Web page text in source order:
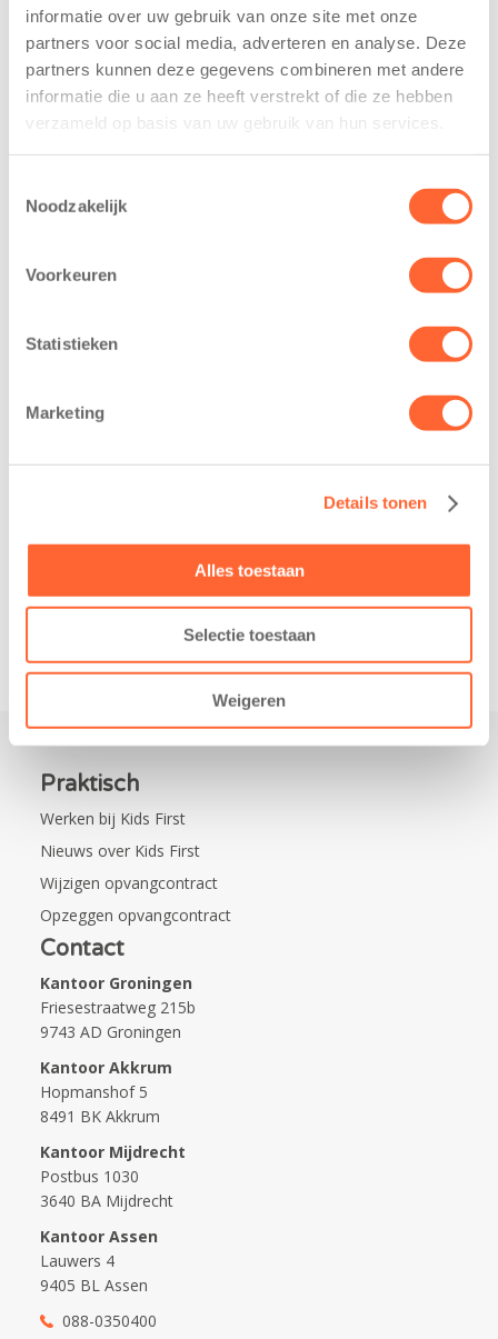
informatie over uw gebruik van onze site met onze
partners voor social media, adverteren en analyse. Deze
partners kunnen deze gegevens combineren met andere
informatie die u aan ze heeft verstrekt of die ze hebben
verzameld op basis van uw gebruik van hun services.
Noodzakelijk
Voorkeuren
Statistieken
Marketing
Details tonen
Alles toestaan
Selectie toestaan
Weigeren
Kids First
tekent
koopcontract
voor nieuw
kindcentrum in
Leeuwarden
11 juni 2026
belangrijke stap
realisatie van een
nieuw
Na…
Kids First
nieuwe
naamsponsor
van de Mini 4
Mijl tijdens de
van Groningen
deelnemers van
Noord-Nederland
namelijk de
nieuwe
naamsponsor
van…
Praktisch
Werken bij Kids First
Nieuws over Kids First
Wijzigen opvangcontract
Opzeggen opvangcontract
Contact
Kantoor Groningen
Friesestraatweg 215b
9743 AD Groningen
Kantoor Akkrum
Hopmanshof 5
8491 BK Akkrum
Kantoor Mijdrecht
Postbus 1030
3640 BA Mijdrecht
Kantoor Assen
Lauwers 4
9405 BL Assen
088-0350400